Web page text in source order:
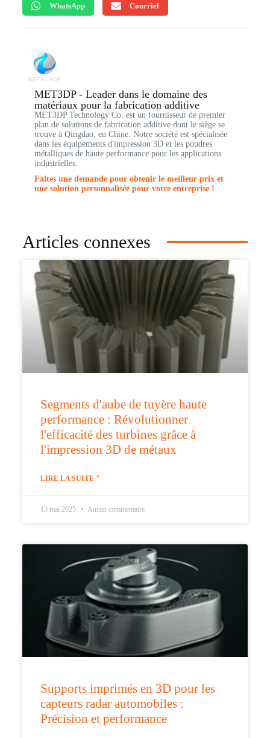
WhatsApp Courriel
MET3DP - Leader dans le domaine des
matériaux pour la fabrication additive
MET3DP Technology Co. est un fournisseur de premier
plan de solutions de fabrication additive dont le siège se
trouve à Qingdao, en Chine. Notre société est spécialisée
dans les équipements d'impression 3D et les poudres
métalliques de haute performance pour les applications
industrielles.
Faites une demande pour obtenir le meilleur prix et
une solution personnalisée pour votre entreprise !
Articles connexes
Segments d'aube de tuyère haute
performance : Révolutionner
l'efficacité des turbines grâce à
l'impression 3D de métaux
LIRE LA SUITE "
13 mai 2025 Aucun commentaire
Supports imprimés en 3D pour les
capteurs radar automobiles :
Précision et performance